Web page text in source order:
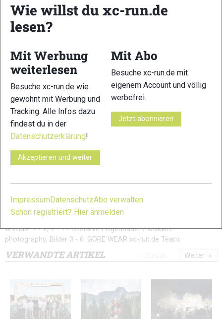
9
11
© Bilder 1 - 2, 7 - 11: Stefanie Felgenhauer / woidlife
photography; Bilder 3 - 6: GORE WEAR xc-run.de Team;
VERWANDTE ARTIKEL Weiter
Wie willst du xc-run.de
lesen?
Mit Werbung
weiterlesen
Besuche xc-run.de wie
gewohnt mit Werbung und
Tracking. Alle Infos dazu
findest du in der
Datenschutzerklärung!
Akzeptieren und weiter
Mit Abo
Besuche xc-run.de mit
eigenem Account und völlig
werbefrei.
Jetzt abonnieren
Impressum DatenschutzAbo verwalten
Schon registriert? Hier anmelden